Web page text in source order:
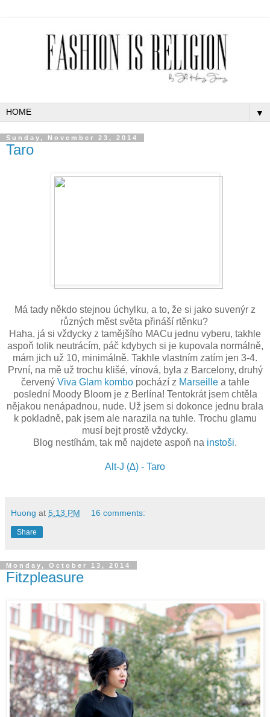
▼
Sunday, November 23, 2014
Taro
Má tady někdo stejnou úchylku, a to, že si jako suvenýr z
různých měst světa přináší rtěnku?
Haha, já si vždycky z tamějšího MACu jednu vyberu, takhle
aspoň tolik neutrácím, páč kdybych si je kupovala normálně,
mám jich už 10, minimálně. Takhle vlastním zatím jen 3-4.
První, na mě už trochu klišé, vínová, byla z Barcelony, druhý
červený Viva Glam kombopochází z Marseillea tahle
poslední Moody Bloom je z Berlína! Tentokrát jsem chtěla
nějakou nenápadnou, nude. Už jsem si dokonce jednu brala
k pokladně, pak jsem ale narazila na tuhle. Trochu glamu
musí bejt prostě vždycky.
Blog nestíhám, tak mě najdete aspoň na instoši.
Alt-J (∆) - Taro
Huong at 5:13 PM 16 comments:
Share
Monday, October 13, 2014
Fitzpleasure